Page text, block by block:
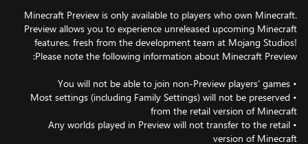
Minecraft Preview is only available to players who own Minecraft.
Preview allows you to experience unreleased upcoming Minecraft
features, fresh from the development team at Mojang Studios!
• Most settings (including Family Settings) will not be preserved
• Any worlds played in Preview will not transfer to the retail